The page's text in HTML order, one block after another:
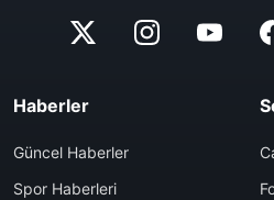
Haberler
Güncel Haberler
Spor Haberleri